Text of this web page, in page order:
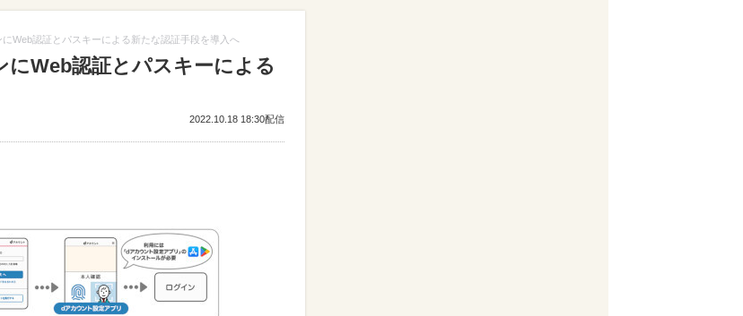
Web認証とパスキーによる新たな認証手段を導入へ
Web認証とパスキーによる
2022.10.18 18:30配信